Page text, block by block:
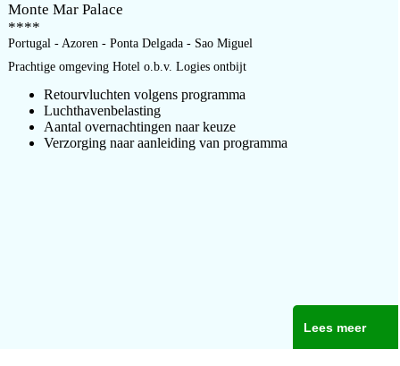
Monte Mar Palace
****
Portugal - Azoren - Ponta Delgada - Sao Miguel
Prachtige omgeving Hotel o.b.v. Logies ontbijt
Retourvluchten volgens programma
Luchthavenbelasting
Aantal overnachtingen naar keuze
Verzorging naar aanleiding van programma
Lees meer